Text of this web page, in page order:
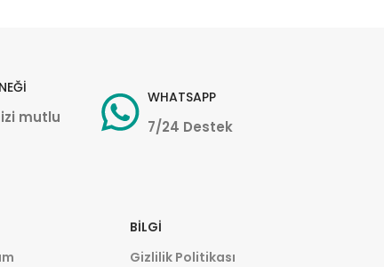
mutlu
WHATSAPP
7/24 Destek
BILGI
Gizlilik Politikası